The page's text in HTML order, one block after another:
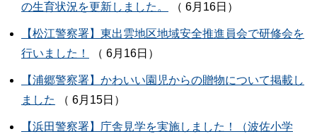
の生育状況を更新しました。
（ 6月16日）
【松江警察署】東出雲地区地域安全推進員会で研修会を
行いました！
（ 6月16日）
【浦郷警察署】かわいい園児からの贈物について掲載し
ました
（ 6月15日）
【浜田警察署】庁舎見学を実施しました！（波佐小学